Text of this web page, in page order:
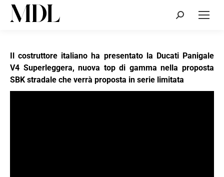
Cerca:
Il costruttore italiano ha presentato la Ducati Panigale
V4 Superleggera, nuova top di gamma nella proposta
SBK stradale che verrà proposta in serie limitata